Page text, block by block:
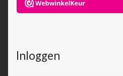
Inloggen